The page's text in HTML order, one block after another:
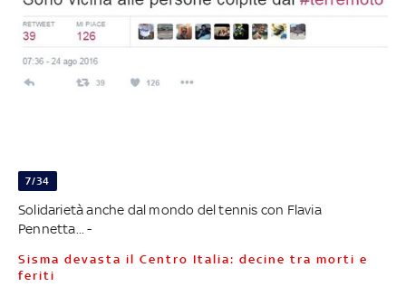
7/34
Solidarietà anche dal mondo del tennis con Flavia
Pennetta... -
Sisma devasta il Centro Italia: decine tra morti e
feriti